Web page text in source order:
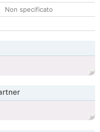
Non specificato